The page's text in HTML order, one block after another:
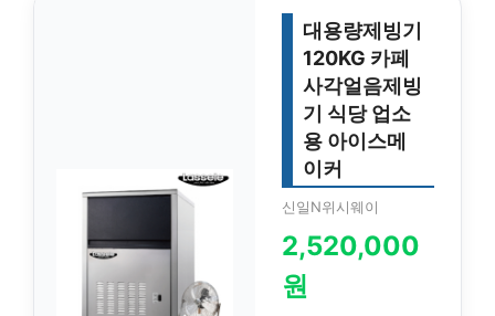
대용량제빙기
120KG 카페
사각얼음제빙
기 식당 업소
용 아이스메
이커
신일N위시웨이
2,520,000
원